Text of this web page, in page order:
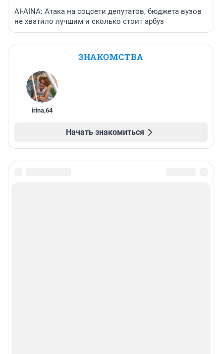
AI-AINA: Атака на соцсети депутатов, бюджета вузов
не хватило лучшим и сколько стоит арбуз
ЗНАКОМСТВА
irina,64
Начать знакомиться